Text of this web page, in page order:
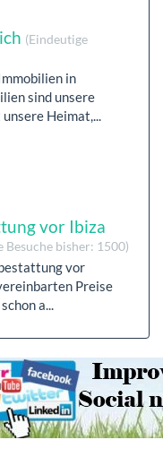
(Eindeutige
in
sind unsere
Heimat,...
vor Ibiza
Besuche bisher: 1500)
vor
Preise
a...